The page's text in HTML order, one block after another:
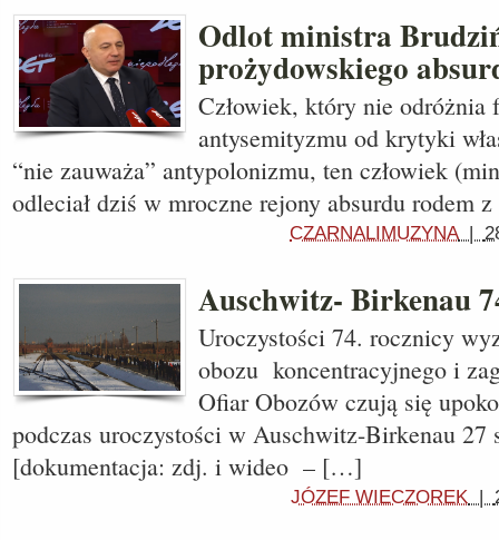
Odlot ministra
prożydowskiego
Człowiek, który nie odróżnia
antysemityzmu od krytyki
“nie zauważa” antypolonizmu, ten człowiek
odleciał dziś w mroczne rejony absurdu
CZARNALIMUZYNA|
Auschwitz- Birkenau
Uroczystości 74. rocznicy
obozu koncentracyjnego i
Ofiar Obozów czują się
podczas uroczystości w Auschwitz-Birkenau 27
[dokumentacja: zdj. i wideo – […]
JÓZEF WIECZOREK |